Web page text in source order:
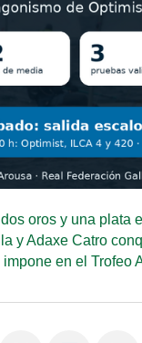
oros y una plata
y Adaxe Catro
en el Trofeo